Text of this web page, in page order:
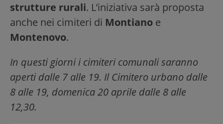
strutture rurali. L’iniziativa sarà proposta
anche nei cimiteri di Montiano e
Montenovo.
In questi giorni i cimiteri comunali saranno
aperti dalle 7 alle 19. Il Cimitero urbano dalle
8 alle 19, domenica 20 aprile dalle 8 alle
12,30.